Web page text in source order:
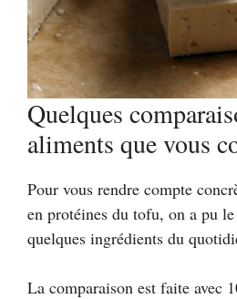
Quelques
aliments que vous
Pour vous rendre compte
en protéines du tofu, on a pu
quelques ingrédients du
La comparaison est faite avec